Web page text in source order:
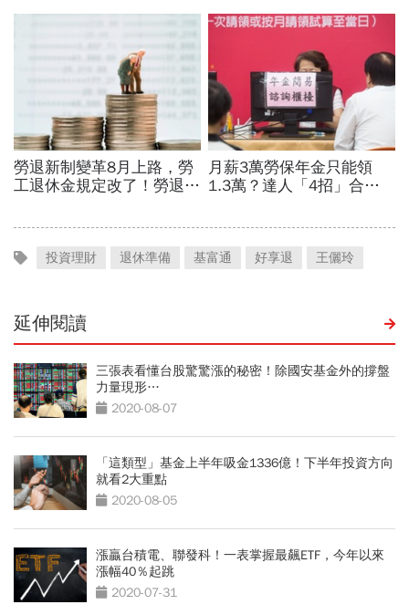
投資理財 退休準備 基富通 好享退 王儷玲
延伸閱讀
三張表看懂台股驚驚漲的秘密！除國安基金外的撐盤
力量現形…
2020-08-07
「這類型」基金上半年吸金1336億！下半年投資方向
就看2大重點
2020-08-05
漲贏台積電、聯發科！一表掌握最飆ETF，今年以來
漲幅40％起跳
2020-07-31